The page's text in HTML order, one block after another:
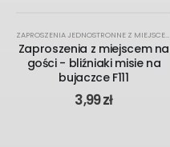
ZAPROSZENIA JEDNOSTRONNE Z MIEJSCEM NA GOŚCI
Zaproszenia z miejscem na
gości - bliźniaki misie na
bujaczce F111
3,99zł